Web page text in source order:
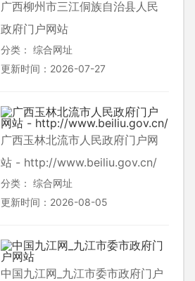
广西柳州市三江侗族自治县人民
政府门户网站
分类： 综合网址
更新时间：2026-07-27
广西玉林北流市人民政府门户网
站 - http://www.beiliu.gov.cn/
分类： 综合网址
更新时间：2026-08-05
中国九江网_九江市委市政府门户